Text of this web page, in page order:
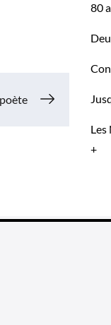
80
Les
+